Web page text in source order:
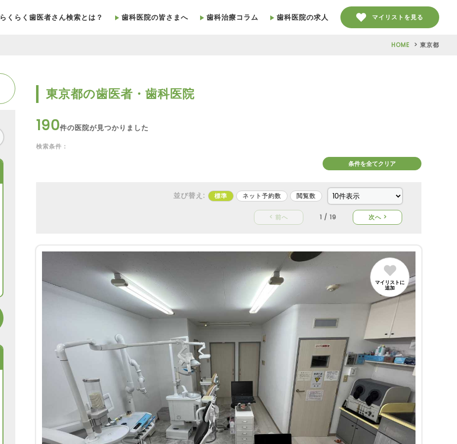
らくらく歯医者さん検索とは？ 歯科医院の皆さまへ 歯科治療コラム 歯科医院の求人 マイリストを見る
HOME 東京都
東京都の歯医者・歯科医院
190件の医院が見つかりました
検索条件：
条件を全てクリア
並び替え: 標準 ネット予約数 閲覧数
< 前へ 1 / 19 次へ >
マイリストに
追加